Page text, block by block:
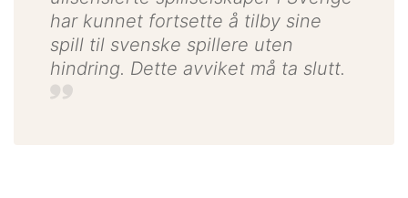
har kunnet fortsette å tilby sine
spill til svenske spillere uten
hindring. Dette avviket må ta slutt.